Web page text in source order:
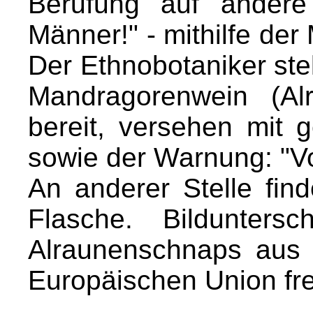
Männer!" - mithilfe der
Der Ethnobotaniker
Mandragorenwein
bereit, versehen mit
sowie der Warnung:
An anderer Stelle
Flasche.
Alraunenschnaps
Europäischen Union